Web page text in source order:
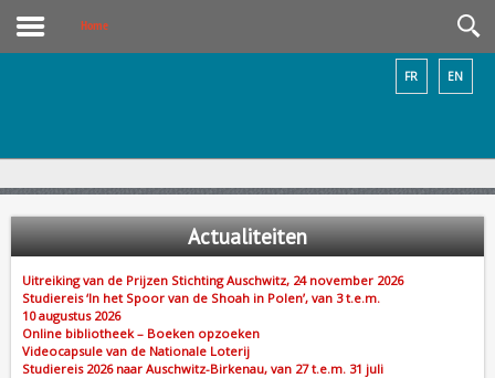
Home
EN
FR
Actualiteiten
Uitreiking van de Prijzen Stichting Auschwitz, 24 november 2026
Studiereis ‘In het Spoor van de Shoah in Polen’, van 3 t.e.m.
10 augustus 2026
Online bibliotheek – Boeken opzoeken
Videocapsule van de Nationale Loterij
Studiereis 2026 naar Auschwitz-Birkenau, van 27 t.e.m. 31 juli